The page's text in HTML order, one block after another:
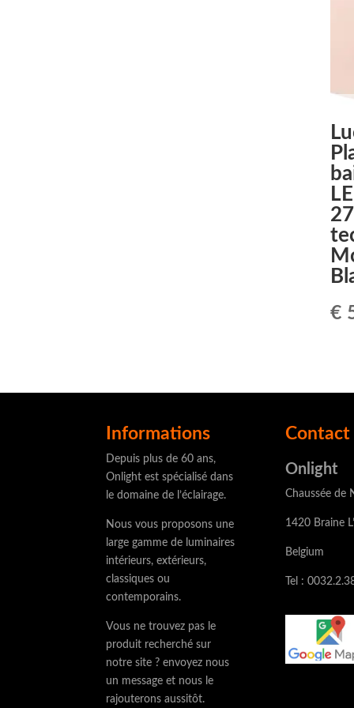
€
Informations
Depuis plus de 60 ans,
Onlight est spécialisé dans
le domaine de l’éclairage.
Nous vous proposons une
large gamme de luminaires
intérieurs, extérieurs,
classiques ou
contemporains.
Vous ne trouvez pas le
produit recherché sur
notre site ? envoyez nous
un message et nous le
rajouterons aussitôt.
Contact
Onlight
Chaussée de
1420 Braine
Belgium
Tel :